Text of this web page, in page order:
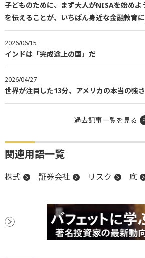
子どものために、まず大人がNISAを始めよ
を伝えることが、いちばん身近な金融教育に
2026/06/15
インドは「完成途上の国」だ
2026/04/27
世界が注目した13分、アメリカの本当の強さ
過去記事一覧を見る
関連用語一覧
株式 証券会社 リスク 底